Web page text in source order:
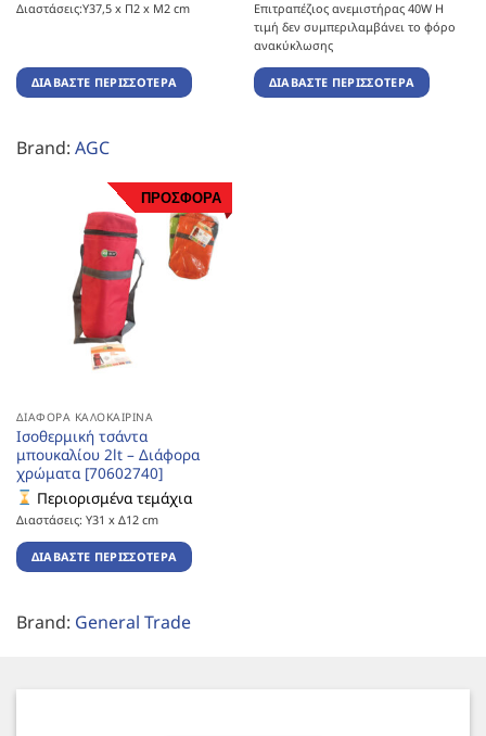
Διαστάσεις:Υ37,5 x Π2 x Μ2 cm
ΔΙΑΒΆΣΤΕ ΠΕΡΙΣΣΌΤΕΡΑ
Brand: AGC
Επιτραπέζιος ανεμιστήρας 40W Η
τιμή δεν συμπεριλαμβάνει το φόρο
ανακύκλωσης
ΔΙΑΒΆΣΤΕ ΠΕΡΙΣΣΌΤΕΡΑ
ΠΡΟΣΦΟΡΑ
ΔΙΆΦΟΡΑ ΚΑΛΟΚΑΙΡΙΝΆ
Ισοθερμική τσάντα
μπουκαλίου 2lt – Διάφορα
χρώματα [70602740]
Περιορισμένα τεμάχια
Διαστάσεις: Υ31 x Δ12 cm
ΔΙΑΒΆΣΤΕ ΠΕΡΙΣΣΌΤΕΡΑ
Brand: General Trade